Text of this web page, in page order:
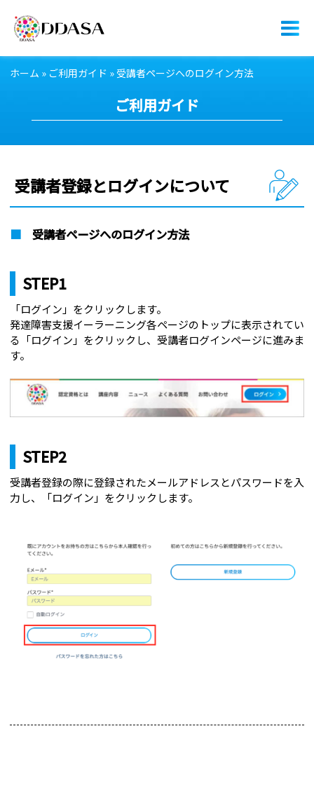
ニュース
お問い合わせ
ログイン
ホーム » ご利用ガイド » 受講者ページへのログイン方法
ご利用ガイド
受講者登録とログインについて
■ 受講者ページへのログイン方法
STEP1
「ログイン」をクリックします。
発達障害支援イーラーニング各ページのトップに表示されてい
る「ログイン」をクリックし、受講者ログインページに進みま
す。
STEP2
受講者登録の際に登録されたメールアドレスとパスワードを入
力し、「ログイン」をクリックします。